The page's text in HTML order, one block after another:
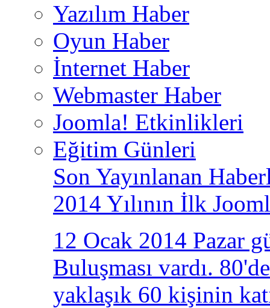
Yazılım Haber
Oyun Haber
İnternet Haber
Webmaster Haber
Joomla! Etkinlikleri
Eğitim Günleri
Son Yayınlanan
2014 Yılının İlk
12 Ocak 2014 Pazar
Buluşması vardı.
yaklaşık 60 kişinin